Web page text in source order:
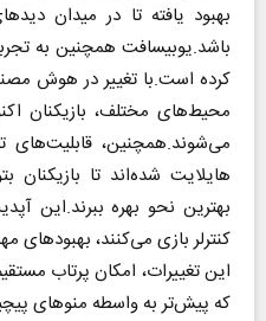
بهبود یافته تا در میدان
باشد.یوبیسافت همچنین به
کرده است.با تغییر در هوش
محیط‌های مختلف، بازیکنان
می‌شوند.همچنین،
هایلایت شده‌اند تا بازیکنان
بهترین نحو بهره ببرند.این
کنترلر بازی می‌کنند، بهبودهای
این تغییرات، امکان پرتاب
که پیش‌تر به واسطه منوهای